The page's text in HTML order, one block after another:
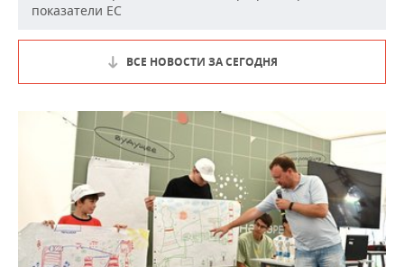
показатели ЕС
ВСЕ НОВОСТИ ЗА СЕГОДНЯ